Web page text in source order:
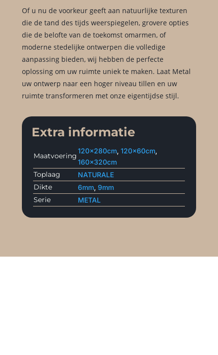
Of u nu de voorkeur geeft aan natuurlijke texturen
die de tand des tijds weerspiegelen, grovere opties
die de belofte van de toekomst omarmen, of
moderne stedelijke ontwerpen die volledige
aanpassing bieden, wij hebben de perfecte
oplossing om uw ruimte uniek te maken. Laat Metal
uw ontwerp naar een hoger niveau tillen en uw
ruimte transformeren met onze eigentijdse stijl.
Extra informatie
Maatvoering
120x280cm, 120x60cm,
160x320cm
Toplaag NATURALE
Dikte 6mm, 9mm
Serie METAL